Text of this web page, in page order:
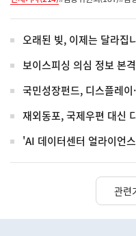
오래된 빚, 이제는 달라집
보이스피싱 의심 정보 본
국민성장펀드, 디스플레
재외동포, 국제우편 대신
'AI 데이터센터 얼라이언
관련